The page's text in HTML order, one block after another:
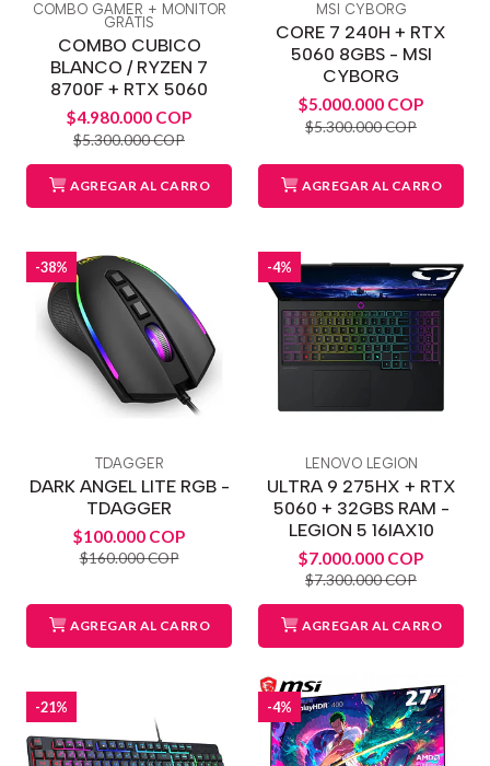
COMBO GAMER + MONITOR
GRATIS
COMBO CUBICO
BLANCO / RYZEN 7
8700F + RTX 5060
$4.980.000 COP
$5.300.000 COP
AGREGAR AL CARRO
MSI CYBORG
CORE 7 240H + RTX
5060 8GBS - MSI
CYBORG
$5.000.000 COP
$5.300.000 COP
AGREGAR AL CARRO
-38%
TDAGGER
DARK ANGEL LITE RGB -
TDAGGER
$100.000 COP
$160.000 COP
AGREGAR AL CARRO
-4%
LENOVO LEGION
ULTRA 9 275HX + RTX
5060 + 32GBS RAM -
LEGION 5 16IAX10
$7.000.000 COP
$7.300.000 COP
AGREGAR AL CARRO
-21% -4%